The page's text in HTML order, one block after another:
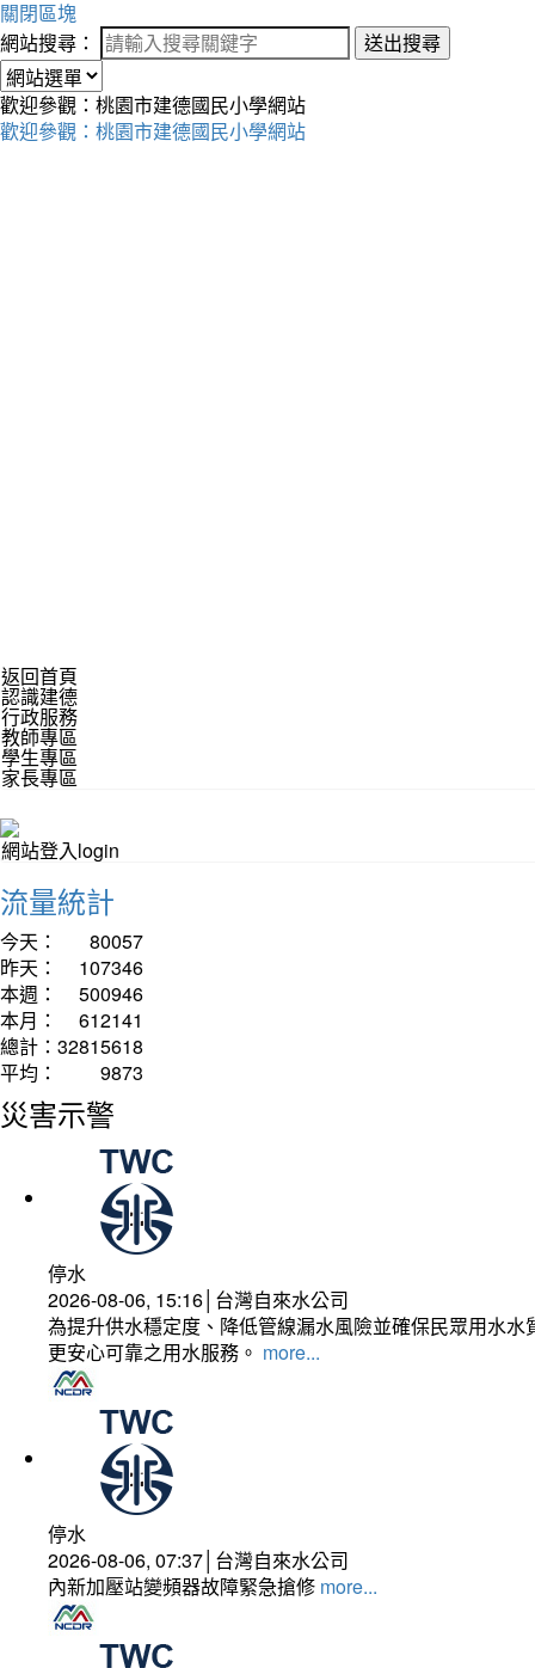
關閉區塊
網站搜尋：
送出搜尋
歡迎參觀：桃園市建德國民小學網站
歡迎參觀：桃園市建德國民小學網站
返回首頁
認識建德
行政服務
教師專區
學生專區
家長專區
網站登入login
流量統計
今天：
80057
昨天：
107346
本週：
500946
本月：
612141
總計： 32815618
平均：
9873
災害示警
停水
2026-08-06, 15:16│台灣自來水公司
為提升供水穩定度、降低管線漏水風險並確保民眾用水
更安心可靠之用水服務。 more...
停水
2026-08-06, 07:37│台灣自來水公司
內新加壓站變頻器故障緊急搶修 more...